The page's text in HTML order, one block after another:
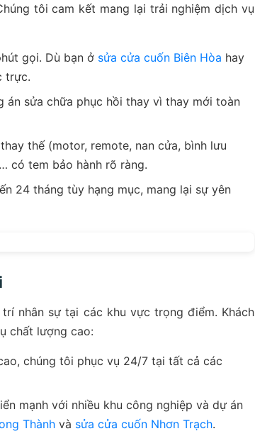
tôi cam kết mang lại trải nghiệm dịch vụ
gọi. Dù bạn ở sửa cửa cuốn Biên Hòa hay
trực.
án sửa chữa phục hồi thay vì thay mới toàn
thế (motor, remote, nan cửa, bình lưu
có tem bảo hành rõ ràng.
24 tháng tùy hạng mục, mang lại sự yên
nhân sự tại các khu vực trọng điểm. Khách
chất lượng cao:
chúng tôi phục vụ 24/7 tại tất cả các
mạnh với nhiều khu công nghiệp và dự án
Thànhvà sửa cửa cuốn Nhơn Trạch.